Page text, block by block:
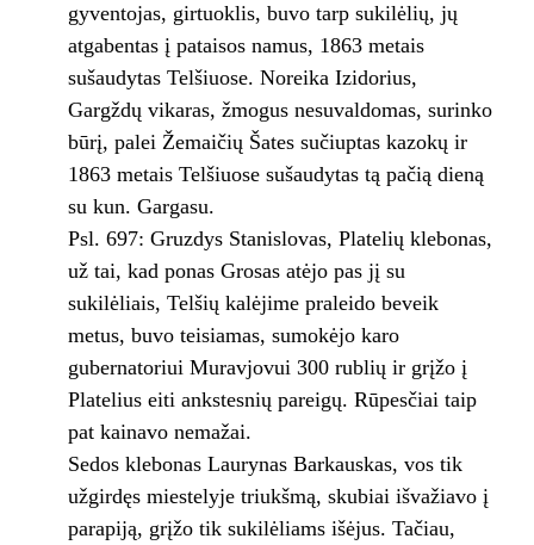
gyventojas, girtuoklis, buvo tarp sukilėlių, jų
atgabentas į pataisos namus, 1863 metais
sušaudytas Telšiuose. Noreika Izidorius,
Gargždų vikaras, žmogus nesuvaldomas, surinko
būrį, palei Žemaičių Šates sučiuptas kazokų ir
1863 metais Telšiuose sušaudytas tą pačią dieną
su kun. Gargasu.
Psl. 697: Gruzdys Stanislovas, Platelių klebonas,
už tai, kad ponas Grosas atėjo pas jį su
sukilėliais, Telšių kalėjime praleido beveik
metus, buvo teisiamas, sumokėjo karo
gubernatoriui Muravjovui 300 rublių ir grįžo į
Platelius eiti ankstesnių pareigų. Rūpesčiai taip
pat kainavo nemažai.
Sedos klebonas Laurynas Barkauskas, vos tik
užgirdęs miestelyje triukšmą, skubiai išvažiavo į
parapiją, grįžo tik sukilėliams išėjus. Tačiau,